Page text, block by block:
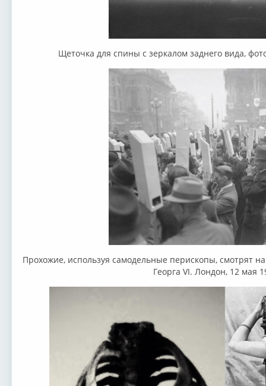
Щеточка для спины с зеркалом заднего вида,
Прохожие, используя самодельные перископы, смотрят
Георга VI. Лондон, 12 мая